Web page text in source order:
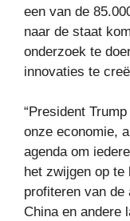
een van de
naar de staat
onderzoek te
innovaties te
“President
onze economie,
agenda om
het zwijgen op te
profiteren van de
China en andere